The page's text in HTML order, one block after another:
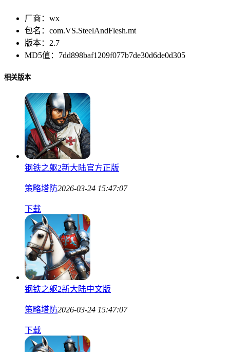
厂商： wx
包名： com.VS.SteelAndFlesh.mt
版本： 2.7
MD5值： 7dd898baf1209f077b7de30d6de0d305
相关版本
钢铁之躯2新大陆官方正版
策略塔防2026-03-24 15:47:07
下载
钢铁之躯2新大陆中文版
策略塔防2026-03-24 15:47:07
下载